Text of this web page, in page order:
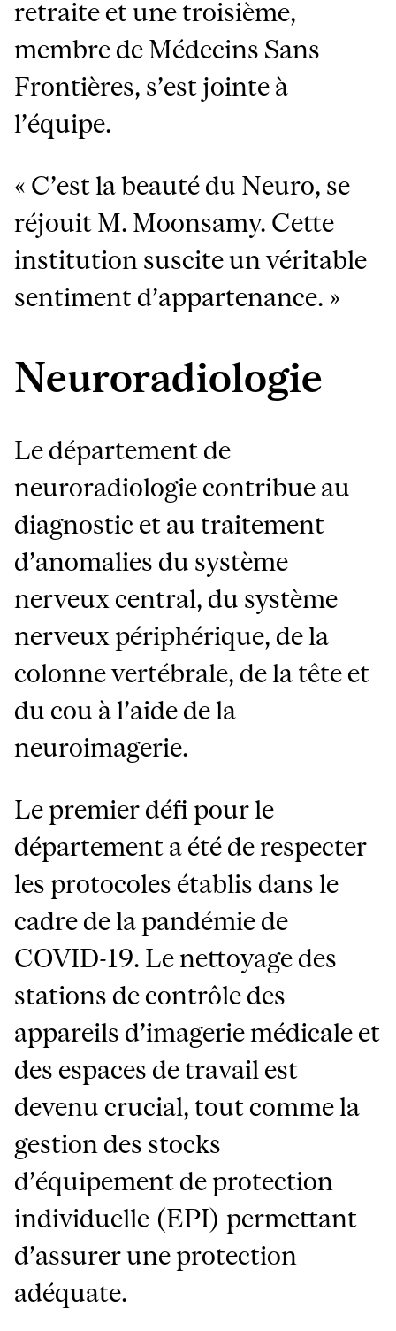
retraite et une troisième,
membre de Médecins Sans
Frontières, s’est jointe à
l’équipe.
« C’est la beauté du Neuro, se
réjouit M. Moonsamy. Cette
institution suscite un véritable
sentiment d’appartenance. »
Neuroradiologie
Le département de
neuroradiologie contribue au
diagnostic et au traitement
d’anomalies du système
nerveux central, du système
nerveux périphérique, de la
colonne vertébrale, de la tête et
du cou à l’aide de la
neuroimagerie.
Le premier défi pour le
département a été de respecter
les protocoles établis dans le
cadre de la pandémie de
COVID-19. Le nettoyage des
stations de contrôle des
appareils d’imagerie médicale et
des espaces de travail est
devenu crucial, tout comme la
gestion des stocks
d’équipement de protection
individuelle (EPI) permettant
d’assurer une protection
adéquate.